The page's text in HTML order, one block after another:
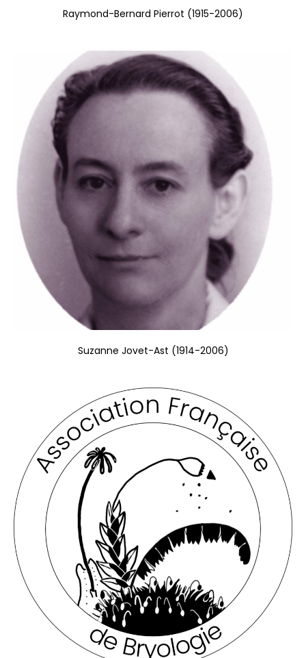
Raymond-Bernard Pierrot (1915-2006)
Suzanne Jovet-Ast (1914-2006)